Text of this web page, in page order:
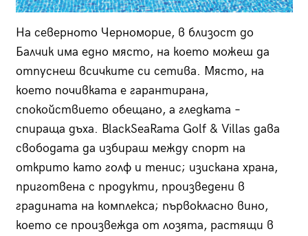
На северното Черноморие, в близост до
Балчик има едно място, на което можеш да
отпуснеш всичките си сетива. Място, на
което почивката е гарантирана,
спокойствието обещано, а гледката –
спираща дъха. BlackSeaRama Golf & Villas дава
свободата да избираш между спорт на
открито като голф и тенис; изискана храна,
приготвена с продукти, произведени в
градината на комплекса; първокласно вино,
което се произвежда от лозята, растящи в